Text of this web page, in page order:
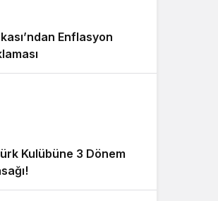
Enflasyon
Kulübüne 3 Dönem